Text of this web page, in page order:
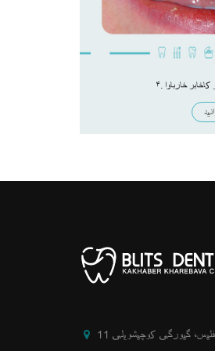
کاخابر خارباوا
گیورگی کوچیشویلی 11